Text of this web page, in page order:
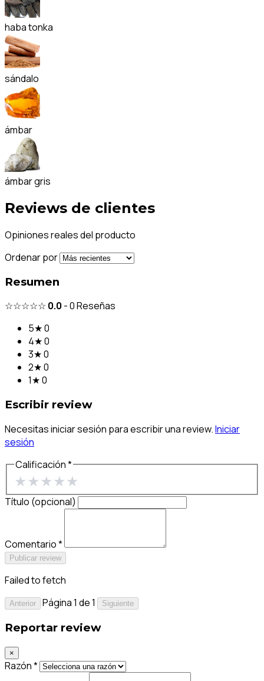
haba tonka
sándalo
ámbar
ámbar gris
Reviews de clientes
Opiniones reales del producto
Ordenar por
Resumen
☆☆☆☆☆ 0.0 -0Reseñas
5★0
4★0
3★0
2★0
1★0
Escribir review
Necesitas iniciar sesión para escribir una review.Iniciar
sesión
Calificación *
★★★★★
Título (opcional)
Comentario *
Publicar review
Failed to fetch
Anterior Página 1 de 1 Siguiente
Reportar review
×
Razón *